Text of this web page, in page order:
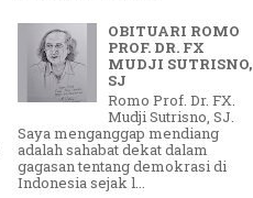
OBITUARI ROMO
PROF. DR. FX
MUDJI SUTRISNO,
SJ
Romo Prof. Dr. FX.
Mudji Sutrisno, SJ.
Saya menganggap mendiang
adalah sahabat dekat dalam
gagasan tentang demokrasi di
Indonesia sejak l...